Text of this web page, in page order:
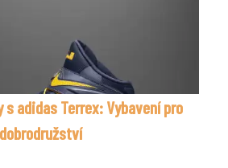
adidas Terrex: Vybavení pro